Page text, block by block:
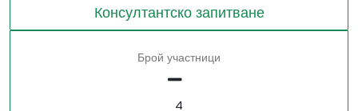
Консултантско запитване
Брой участници